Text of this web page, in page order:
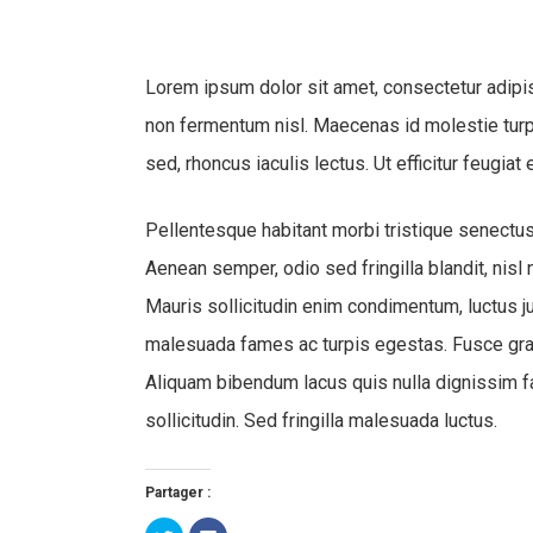
Lorem ipsum dolor sit amet, consectetur
non fermentum nisl. Maecenas id molestie
sed, rhoncus iaculis lectus. Ut efficitur
Pellentesque habitant morbi tristique
Aenean semper, odio sed fringilla blandit, nisl
Mauris sollicitudin enim condimentum, luctus
malesuada fames ac turpis egestas. Fusce
Aliquam bibendum lacus quis nulla dignissim
sollicitudin. Sed fringilla malesuada luctus.
Partager :